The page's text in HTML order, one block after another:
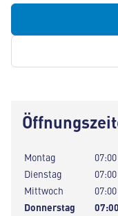
Montag
Dienstag
Mittwoch
Donnerstag